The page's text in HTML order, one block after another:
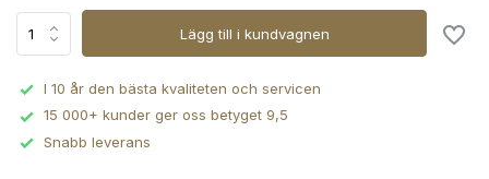
Lägg till i kundvagnen
I 10 år den bästa kvaliteten och servicen
15 000+ kunder ger oss betyget 9,5
Snabb leverans